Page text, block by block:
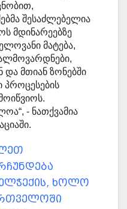
შესაძლებელია
მდინარეებზე
მატება,
მთიან ზონებში
- ნათქვამია
ხოლო